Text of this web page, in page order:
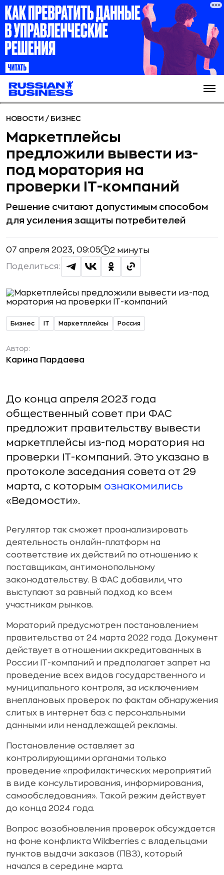
НОВОСТИ / БИЗНЕС
Маркетплейсы
предложили вывести из-
под моратория на
проверки IТ-компаний
Решение считают допустимым способом
для усиления защиты потребителей
07 апреля 2023, 09:05 2 минуты
Поделиться:
Бизнес IT Маркетплейсы Россия
Автор:
Карина Пардаева
До конца апреля 2023 года
общественный совет при ФАС
предложит правительству вывести
маркетплейсы из-под моратория на
проверки IT-компаний. Это указано в
протоколе заседания совета от 29
марта, с которым ознакомились
«Ведомости».
Регулятор так сможет проанализировать
деятельность онлайн-платформ на
соответствие их действий по отношению к
поставщикам, антимонопольному
законодательству. В ФАС добавили, что
выступают за равный подход ко всем
участникам рынков.
Мораторий предусмотрен постановлением
правительства от 24 марта 2022 года. Документ
действует в отношении аккредитованных в
России IТ-компаний и предполагает запрет на
проведение всех видов государственного и
муниципального контроля, за исключением
внеплановых проверок по фактам обнаружения
слитых в интернет баз с персональными
данными или ненадлежащей рекламы.
Постановление оставляет за
контролирующими органами только
проведение «профилактических мероприятий
в виде консультирования, информирования,
самообследования». Такой режим действует
до конца 2024 года.
Вопрос возобновления проверок обсуждается
на фоне конфликта Wildberries с владельцами
пунктов выдачи заказов (ПВЗ), который
начался в середине марта.